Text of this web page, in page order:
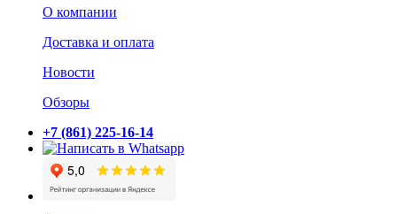
О компании
Доставка и оплата
Новости
Обзоры
+7 (861) 225-16-14